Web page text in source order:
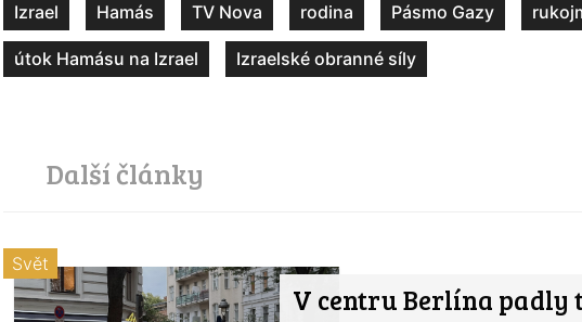
Izrael Hamás TV Nova rodina Pásmo Gazy
útok Hamásu na Izrael Izraelské obranné síly
Další články
V centru Berlína padly
Svět